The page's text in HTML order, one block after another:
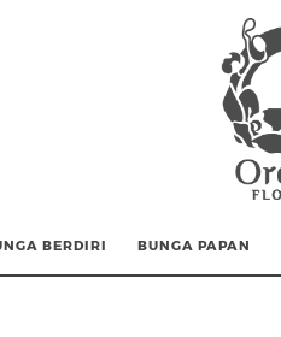
BERDIRI BUNGA PAPAN